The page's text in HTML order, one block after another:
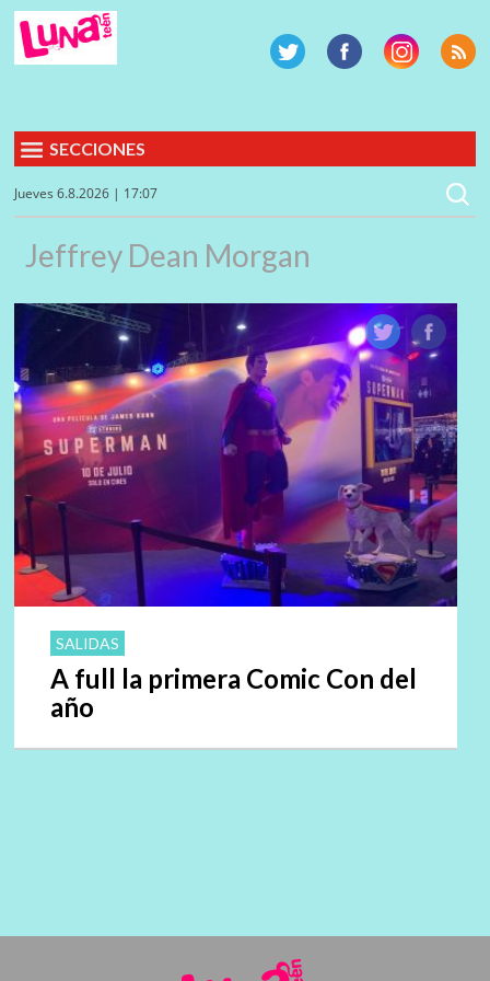
SECCIONES
Jueves 6.8.2026 | 17:07
Jeffrey Dean Morgan
SALIDAS
A full la primera Comic Con del
año